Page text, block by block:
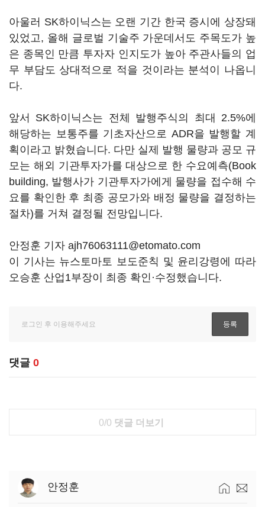
아울러 SK하이닉스는 오랜 기간 한국 증시에 상장돼
있었고, 올해 글로벌 기술주 가운데서도 주목도가 높
은 종목인 만큼 투자자 인지도가 높아 주관사들의 업
무 부담도 상대적으로 적을 것이라는 분석이 나옵니
다.
앞서 SK하이닉스는 전체 발행주식의 최대 2.5%에
해당하는 보통주를 기초자산으로 ADR을 발행할 계
획이라고 밝혔습니다. 다만 실제 발행 물량과 공모 규
모는 해외 기관투자가를 대상으로 한 수요예측(Book
building, 발행사가 기관투자가에게 물량을 접수해 수
요를 확인한 후 최종 공모가와 배정 물량을 결정하는
절차)를 거쳐 결정될 전망입니다.
안정훈 기자 ajh76063111@etomato.com
이 기사는 뉴스토마토 보도준칙 및 윤리강령에 따라
오승훈 산업1부장이 최종 확인·수정했습니다.
댓글 0
0/0 댓글 더보기
안정훈